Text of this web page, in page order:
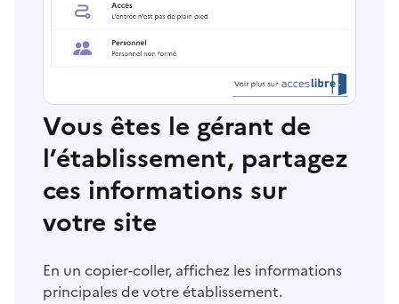
Vous êtes le gérant de
l’établissement, partagez
ces informations sur
votre site
En un copier-coller, affichez les informations
principales de votre établissement.